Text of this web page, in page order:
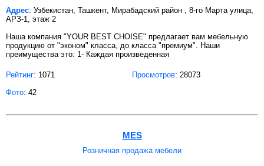
Адрес: Узбекистан, Ташкент, Мирабадский район , 8-го Марта улица,
АРЗ-1, этаж 2
Наша компания "YOUR BEST CHOISE" предлагает вам мебельную
продукцию от "эконом" класса, до класса "премиум". Наши
преимущества это: 1- Каждая произведенная
Рейтинг: 1071 Просмотров: 28073
Фото: 42
MES
Розничная продажа мебели